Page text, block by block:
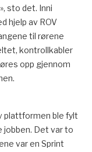
sto det. Inni
hjelp av ROV
til rørene
kontrollkabler
opp gjennom
plattformen ble fylt
jobben. Det var to
var en Sprint